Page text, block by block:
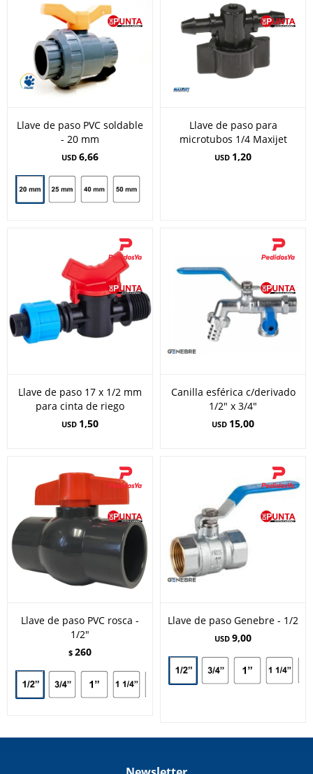
Llave de paso PVC soldable
- 20 mm
USD 6,66
Llave de paso para
microtubos 1/4 Maxijet
USD 1,20
Llave de paso 17 x 1/2 mm
para cinta de riego
USD 1,50
Canilla esférica c/derivado
1/2" x 3/4"
USD 15,00
Llave de paso PVC rosca -
1/2"
$ 260
Llave de paso Genebre - 1/2
USD 9,00